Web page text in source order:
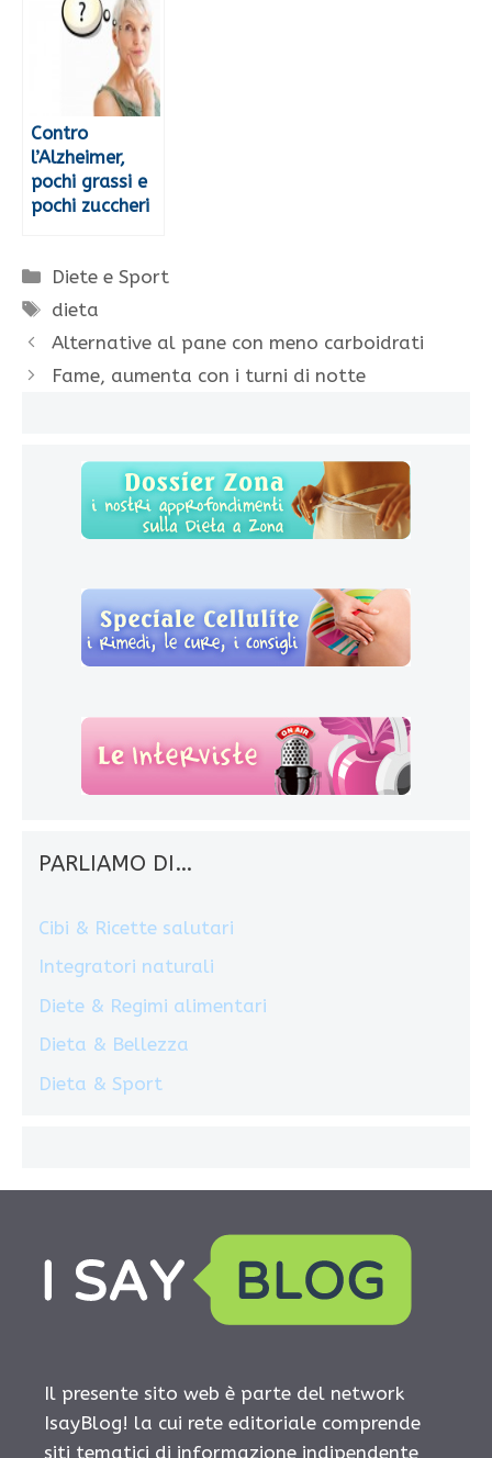
Contro
l’Alzheimer,
pochi grassi e
pochi zuccheri
Categorie
Diete e Sport
Tag
dieta
Alternative al pane con meno carboidrati
Fame, aumenta con i turni di notte
PARLIAMO DI…
Cibi & Ricette salutari
Integratori naturali
Diete & Regimi alimentari
Dieta & Bellezza
Dieta & Sport
Il presente sito web è parte del network
IsayBlog! la cui rete editoriale comprende
siti tematici di informazione indipendente